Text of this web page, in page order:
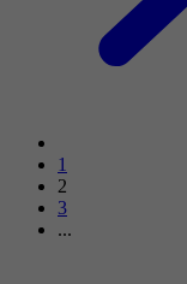
1
2
3
...